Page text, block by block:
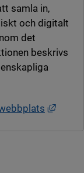
samla in,
och digitalt
det
beskrivs
Länk